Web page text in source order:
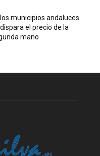
municipios andaluces
el precio de la
mano